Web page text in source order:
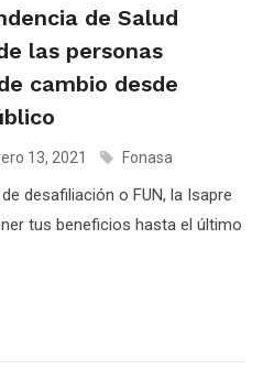
de Salud
las personas
cambio desde
13, 2021 Fonasa
desafiliación o FUN, la Isapre
tus beneficios hasta el último